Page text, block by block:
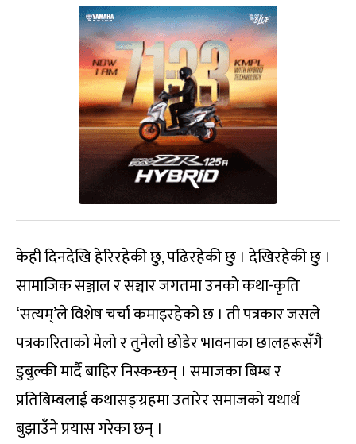
केही दिनदेखि हेरिरहेकी छु, पढिरहेकी छु । देखिरहेकी छु ।
सामाजिक सञ्जाल र सञ्चार जगतमा उनको कथा-कृति
‘सत्यम्’ले विशेष चर्चा कमाइरहेको छ । ती पत्रकार जसले
पत्रकारिताको मेलो र तुनेलो छोडेर भावनाका छालहरूसँगै
डुबुल्की मार्दै बाहिर निस्कन्छन् । समाजका बिम्ब र
प्रतिबिम्बलाई कथासङ्ग्रहमा उतारेर समाजको यथार्थ
बुझाउँने प्रयास गरेका छन् ।